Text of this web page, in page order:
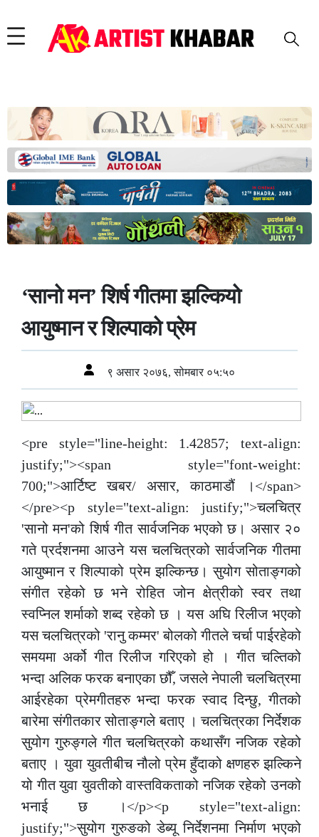
‘सानो मन’ शिर्ष गीतमा झल्कियो
आयुष्मान र शिल्पाको प्रेम
९ असार २०७६, सोमबार ०५:५०
<pre style="line-height: 1.42857; text-align:
justify;"><span style="font-weight:
700;">आर्टिष्ट खबर/ असार, काठमाडौं ।</span>
</pre><p style="text-align: justify;">चलचित्र
'सानो मन'को शिर्ष गीत सार्वजनिक भएको छ। असार २०
गते प्रर्दशनमा आउने यस चलचित्रको सार्वजनिक गीतमा
आयुष्मान र शिल्पाको प्रेम झल्किन्छ। सुयोग सोताङ्गको
संगीत रहेको छ भने रोहित जोन क्षेत्रीको स्वर तथा
स्वप्निल शर्माको शब्द रहेको छ । यस अघि रिलीज भएको
यस चलचित्रको 'रानु कम्मर' बोलको गीतले चर्चा पाईरहेको
समयमा अर्को गीत रिलीज गरिएको हो । गीत चल्तिको
भन्दा अलिक फरक बनाएका छौँ, जसले नेपाली चलचित्रमा
आईरहेका प्रेमगीतहरु भन्दा फरक स्वाद दिन्छु, गीतको
बारेमा संगीतकार सोताङ्गले बताए । चलचित्रका निर्देशक
सुयोग गुरुङ्गले गीत चलचित्रको कथासँग नजिक रहेको
बताए । युवा युवतीबीच नौलो प्रेम हुँदाको क्षणहरु झल्किने
यो गीत युवा युवतीको वास्तविकताको नजिक रहेको उनको
भनाई छ ।</p><p style="text-align:
justify;">सुयोग गुरुङको डेब्यू निर्देशनमा निर्माण भएको